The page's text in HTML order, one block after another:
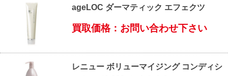
ageLOC ダーマティック エフェクツ
買取価格：お問い合わせ下さい
レニュー ボリューマイジング コンディシ